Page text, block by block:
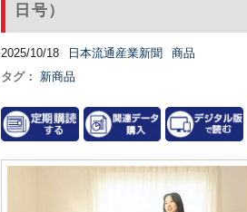
日号）
2025/10/18 日本流通産業新聞
商品
タグ：
新商品